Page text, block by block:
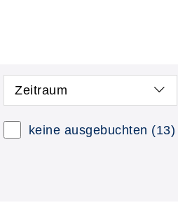
Zeitraum
keine ausgebuchten (13)